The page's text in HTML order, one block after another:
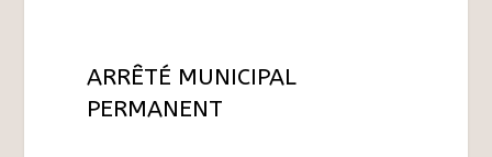
ARRÊTÉ MUNICIPAL
PERMANENT